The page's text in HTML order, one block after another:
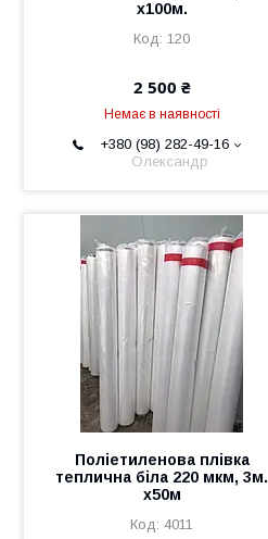
х100м.
120
2 500 ₴
Немає в наявності
+380 (98) 282-49-16
Олександр
Поліетиленова плівка
теплична біла 220 мкм, 3м.
х50м
4011